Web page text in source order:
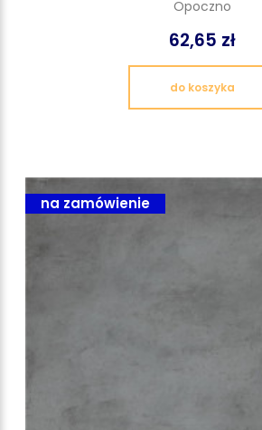
Opoczno
62,65 zł
do koszyka
na zamówienie